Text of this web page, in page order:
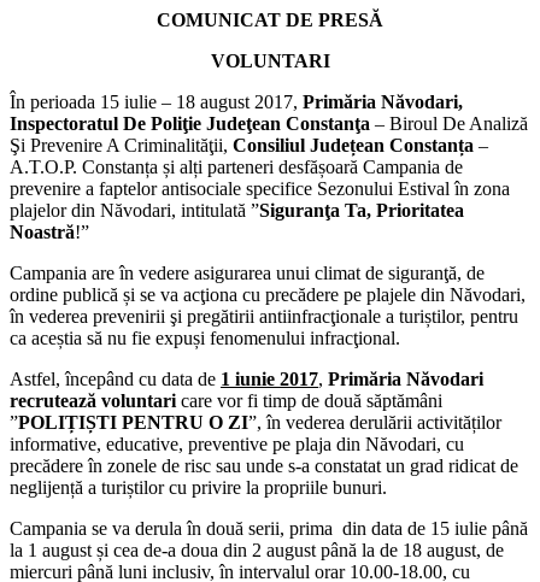
COMUNICAT DE PRESĂ
VOLUNTARI
În perioada 15 iulie – 18 august 2017, Primăria Năvodari,
Inspectoratul De Poliţie Judeţean Constanţa – Biroul De Analiză
Şi Prevenire A Criminalităţii, Consiliul Județean Constanța –
A.T.O.P. Constanța și alți parteneri desfășoară Campania de
prevenire a faptelor antisociale specifice Sezonului Estival în zona
plajelor din Năvodari, intitulată ”Siguranţa Ta, Prioritatea
Noastră!”
Campania are în vedere asigurarea unui climat de siguranţă, de
ordine publică și se va acţiona cu precădere pe plajele din Năvodari,
în vederea prevenirii şi pregătirii antiinfracţionale a turiștilor, pentru
ca aceștia să nu fie expuși fenomenului infracţional.
Astfel, începând cu data de 1 iunie 2017, Primăria Năvodari
recrutează voluntari care vor fi timp de două săptămâni
”POLIȚIȘTI PENTRU O ZI”, în vederea derulării activităților
informative, educative, preventive pe plaja din Năvodari, cu
precădere în zonele de risc sau unde s-a constatat un grad ridicat de
neglijență a turiștilor cu privire la propriile bunuri.
Campania se va derula în două serii, prima din data de 15 iulie până
la 1 august și cea de-a doua din 2 august până la de 18 august, de
miercuri până luni inclusiv, în intervalul orar 10.00-18.00, cu